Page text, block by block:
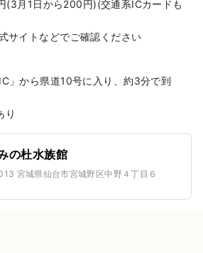
(3月1日から200円)(交通系ICカードも
サイトなどでご確認ください
」から県道10号に入り、約3分で到
り
の杜水族館
宮城県仙台市宮城野区中野４丁目６